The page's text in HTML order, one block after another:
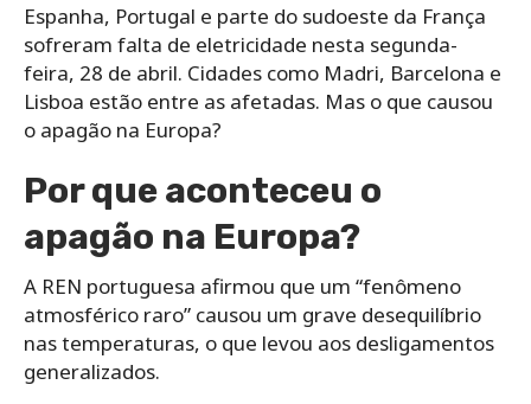
Espanha, Portugal e parte do sudoeste da França
sofreram falta de eletricidade nesta segunda-
feira, 28 de abril. Cidades como Madri, Barcelona e
Lisboa estão entre as afetadas. Mas o que causou
o apagão na Europa?
Por que aconteceu o
apagão na Europa?
A REN portuguesa afirmou que um “fenômeno
atmosférico raro” causou um grave desequilíbrio
nas temperaturas, o que levou aos desligamentos
generalizados.